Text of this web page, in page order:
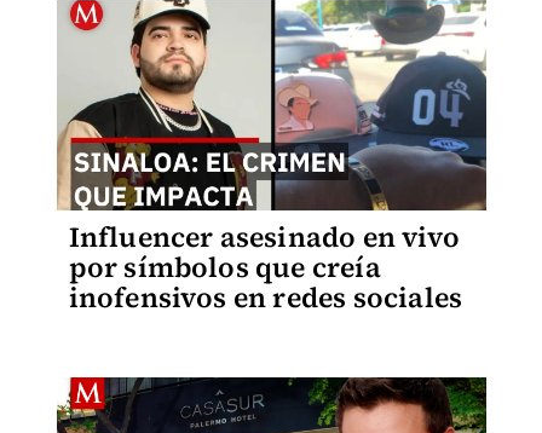
Influencer asesinado en vivo
por símbolos que creía
inofensivos en redes sociales